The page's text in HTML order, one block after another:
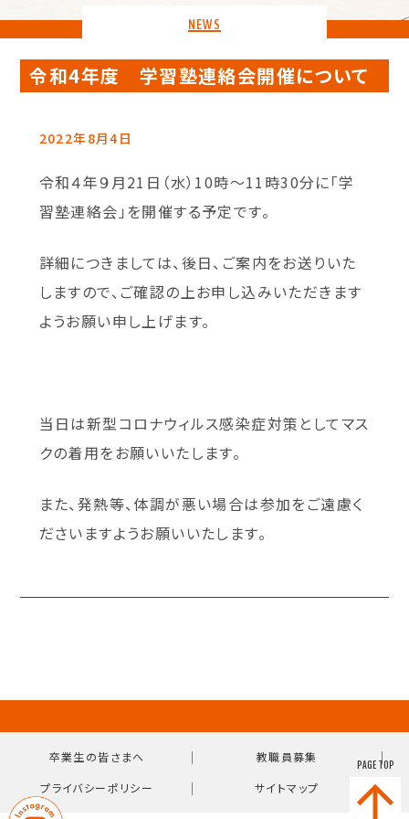
NEWS
令和4年度 学習塾連絡会開催について
2022年8月4日
令和４年９月21日（水）10時～11時30分に「学
習塾連絡会」を開催する予定です。
詳細につきましては、後日、ご案内をお送りいた
しますので、ご確認の上お申し込みいただきます
ようお願い申し上げます。
当日は新型コロナウィルス感染症対策としてマス
クの着用をお願いいたします。
また、発熱等、体調が悪い場合は参加をご遠慮く
ださいますようお願いいたします。
卒業生の皆さまへ ｜ 教職員募集 ｜
プライバシーポリシー ｜ サイトマップ
PAGE TOP